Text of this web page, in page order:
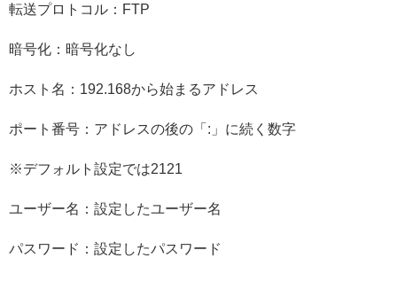
転送プロトコル：FTP
暗号化：暗号化なし
ホスト名：192.168から始まるアドレス
ポート番号：アドレスの後の「:」に続く数字
※デフォルト設定では2121
ユーザー名：設定したユーザー名
パスワード：設定したパスワード